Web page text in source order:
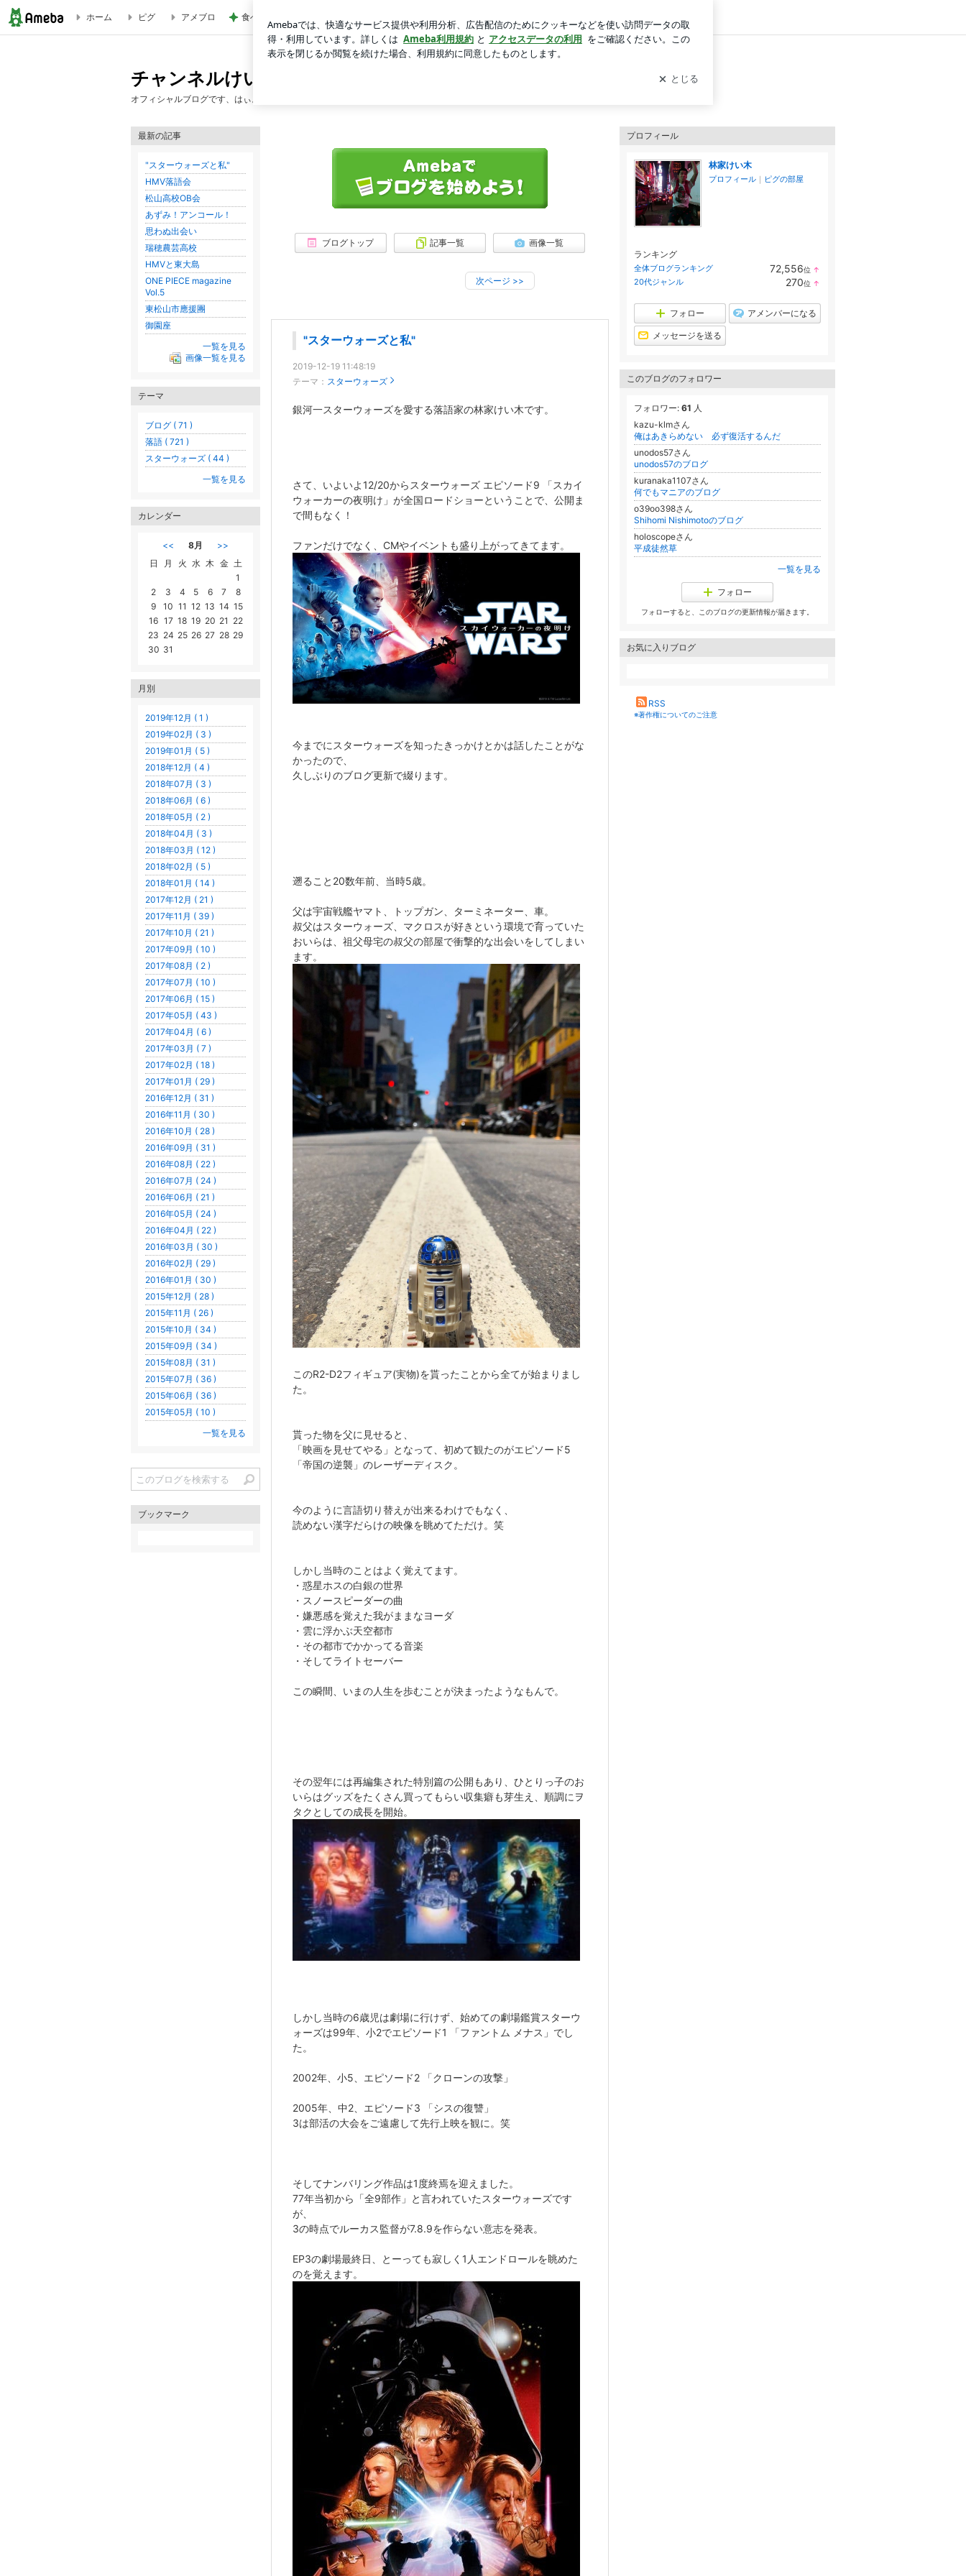
ホーム ピグ アメブロ 食べたりんごの種から始めた水耕栽培 新規登録 ログイン
チャンネルけい木
オフィシャルブログです、はぃ。
ブログトップ 記事一覧 画像一覧
次ページ >>
"スターウォーズと私"
2019-12-19 11:48:19
テーマ： スターウォーズ
銀河一スターウォーズを愛する落語家の林家けい木です。
さて、いよいよ12/20からスターウォーズ エピソード9 「スカイ
ウォーカーの夜明け」が全国ロードショーということで、公開ま
で間もなく！
ファンだけでなく、CMやイベントも盛り上がってきてます。
今までにスターウォーズを知ったきっかけとかは話したことがな
かったので、
久しぶりのブログ更新で綴ります。
遡ること20数年前、当時5歳。
父は宇宙戦艦ヤマト、トップガン、ターミネーター、車。
叔父はスターウォーズ、マクロスが好きという環境で育っていた
おいらは、祖父母宅の叔父の部屋で衝撃的な出会いをしてしまい
ます。
このR2-D2フィギュア(実物)を貰ったことから全てが始まりまし
た。
貰った物を父に見せると、
「映画を見せてやる」となって、初めて観たのがエピソード5
「帝国の逆襲」のレーザーディスク。
今のように言語切り替えが出来るわけでもなく、
読めない漢字だらけの映像を眺めてただけ。笑
しかし当時のことはよく覚えてます。
・惑星ホスの白銀の世界
・スノースピーダーの曲
・嫌悪感を覚えた我がままなヨーダ
・雲に浮かぶ天空都市
・その都市でかかってる音楽
・そしてライトセーバー
この瞬間、いまの人生を歩むことが決まったようなもんで。
その翌年には再編集された特別篇の公開もあり、ひとりっ子のお
いらはグッズをたくさん買ってもらい収集癖も芽生え、順調にヲ
タクとしての成長を開始。
しかし当時の6歳児は劇場に行けず、始めての劇場鑑賞スターウ
ォーズは99年、小2でエピソード1 「ファントム メナス」でし
た。
2002年、小5、エピソード2 「クローンの攻撃」
2005年、中2、エピソード3 「シスの復讐」
3は部活の大会をご遠慮して先行上映を観に。笑
そしてナンバリング作品は1度終焉を迎えました。
77年当初から「全9部作」と言われていたスターウォーズです
が、
3の時点でルーカス監督が7.8.9を作らない意志を発表。
EP3の劇場最終日、とーっても寂しく1人エンドロールを眺めた
のを覚えます。
プロフィール
林家けい木
プロフィール ｜ ピグの部屋
ランキング
全体ブログランキング 72,556位 ↑
ン
20代ジャンル 270位 ↑
フォロー アメンバーになる
メッセージを送る
このブログのフォロワー
フォロワー: 61 人
kazu-klmさん
俺はあきらめない 必ず復活するんだ
unodos57さん
unodos57のブログ
kuranaka1107さん
何でもマニアのブログ
o39oo398さん
Shihomi Nishimotoのブログ
holoscopeさん
平成徒然草
一覧を見る
フォロー
フォローすると、このブログの更新情報が届きます。
お気に入りブログ
RSS
※著作権についてのご注意
最新の記事
"スターウォーズと私"
HMV落語会
松山高校OB会
あずみ！アンコール！
思わぬ出会い
瑞穂農芸高校
HMVと東大島
ONE PIECE magazine
Vol.5
東松山市應援團
御園座
一覧を見る
画像一覧を見る
テーマ
ブログ ( 71 )
落語 ( 721 )
スターウォーズ ( 44 )
一覧を見る
カレンダー
<< 8月
>>
日
月 火 水 木 金 土
1
2
3 4 5 6 7
8
9
10 11 12 13 14 15
16 17 18 19 20 21 22
23 24 25 26 27 28 29
30 31
月別
2019年12月 ( 1 )
2019年02月 ( 3 )
2019年01月 ( 5 )
2018年12月 ( 4 )
2018年07月 ( 3 )
2018年06月 ( 6 )
2018年05月 ( 2 )
2018年04月 ( 3 )
2018年03月 ( 12 )
2018年02月 ( 5 )
2018年01月 ( 14 )
2017年12月 ( 21 )
2017年11月 ( 39 )
2017年10月 ( 21 )
2017年09月 ( 10 )
2017年08月 ( 2 )
2017年07月 ( 10 )
2017年06月 ( 15 )
2017年05月 ( 43 )
2017年04月 ( 6 )
2017年03月 ( 7 )
2017年02月 ( 18 )
2017年01月 ( 29 )
2016年12月 ( 31 )
2016年11月 ( 30 )
2016年10月 ( 28 )
2016年09月 ( 31 )
2016年08月 ( 22 )
2016年07月 ( 24 )
2016年06月 ( 21 )
2016年05月 ( 24 )
2016年04月 ( 22 )
2016年03月 ( 30 )
2016年02月 ( 29 )
2016年01月 ( 30 )
2015年12月 ( 28 )
2015年11月 ( 26 )
2015年10月 ( 34 )
2015年09月 ( 34 )
2015年08月 ( 31 )
2015年07月 ( 36 )
2015年06月 ( 36 )
2015年05月 ( 10 )
一覧を見る
ブックマーク